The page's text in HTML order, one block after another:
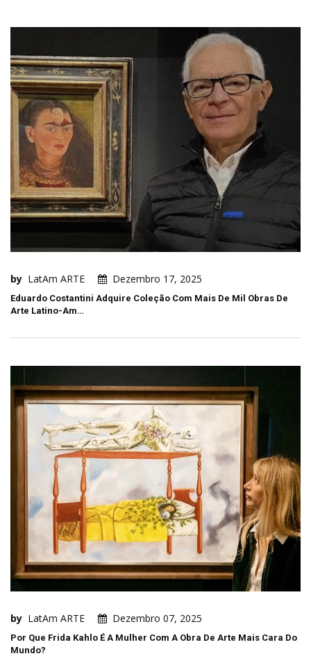
by LatAm ARTE Dezembro 17, 2025
Eduardo Costantini Adquire Coleção Com Mais De Mil Obras De
Arte Latino-Am…
by LatAm ARTE Dezembro 07, 2025
Por Que Frida Kahlo É A Mulher Com A Obra De Arte Mais Cara Do
Mundo?